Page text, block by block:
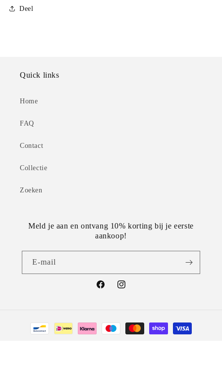
Deel
Quick links
Home
FAQ
Contact
Collectie
Zoeken
Meld je aan en ontvang 10% korting bij je eerste
aankoop!
E‑mail
FacebookInstagram
Betaalmethoden